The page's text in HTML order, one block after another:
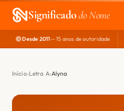
Significadodo Nome
EXPLORAR
NOME PERFEITO
Desde 2011— 15 anos de autoridade
Início Letra A Alyna